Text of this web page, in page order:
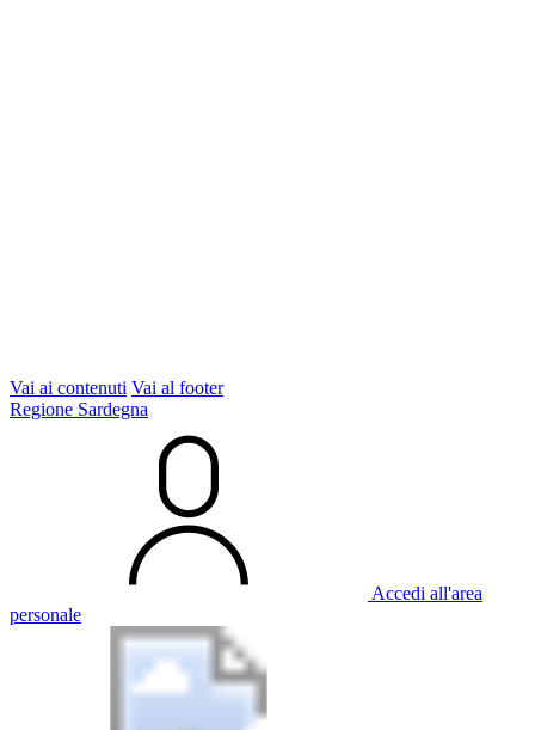
Vai ai contenuti Vai al footer
Regione Sardegna
Accedi all'area
personale